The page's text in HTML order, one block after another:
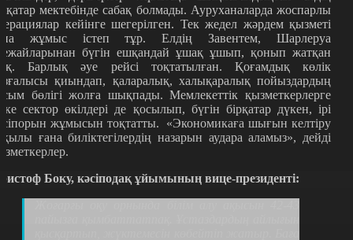
мектебінде сабақ болмады. Ауруханаларда жоспарлы
кейінге шегерілген. Тек жедел жәрдем қызметі
жұмыс істеп тұр. Елдің Завентем, Шарлеруа
бүгін ешқандай ұшақ ұшып, қонып жатқан
Барлық әуе рейсі тоқтатылған. Қоғамдық көлік
қиындап, қаларалық, халықаралық пойыздардың
бөлігі жолға шықпады. Мемлекеттік қызметкерлерге
сектор өкілдері де қосылып, бүгін бірқатар дүкен, ірі
жұмысын тоқтатты. «Экономикаға шығын келтіру
ғана биліктегілердің назарын аудара аламыз», дейді
Боку, кәсіподақ ұйымының вице-президенті: